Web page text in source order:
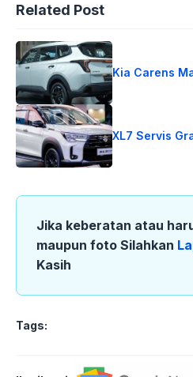
Related Post
Kia Carens
XL7 Servis
Jika keberatan atau
maupun foto Silahkan
Kasih
Tags: